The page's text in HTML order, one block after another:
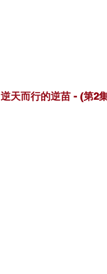
逆天而行的逆苗 - (第2